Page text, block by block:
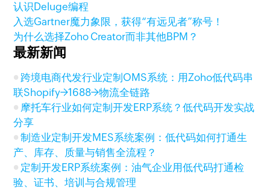
认识Deluge编程
入选Gartner魔力象限，获得“有远见者”称号！
为什么选择Zoho Creator而非其他BPM？
最新新闻
跨境电商代发行业定制OMS系统：用Zoho低代码串
联Shopify→1688→物流全链路
摩托车行业如何定制开发ERP系统？低代码开发实战
分享
制造业定制开发MES系统案例：低代码如何打通生
产、库存、质量与销售全流程？
定制开发ERP系统案例：油气企业用低代码打通检
验、证书、培训与合规管理